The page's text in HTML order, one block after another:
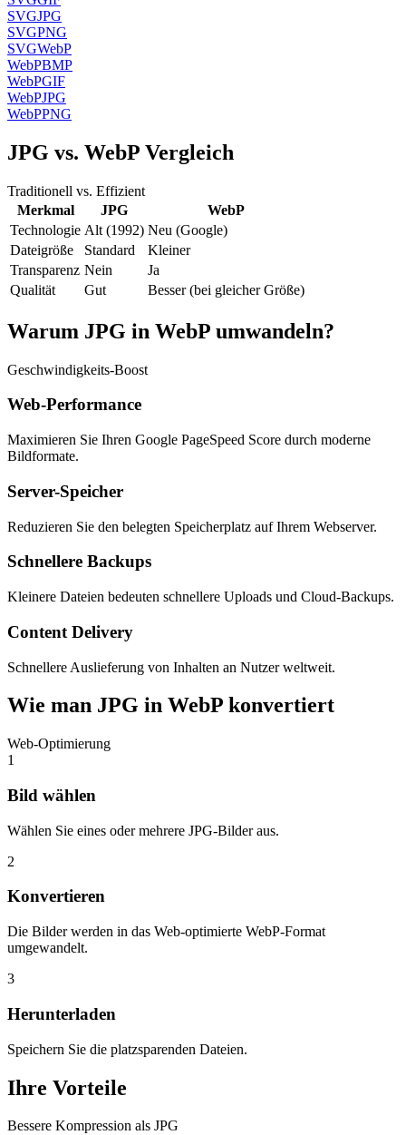
SVGJPG
SVGPNG
SVGWebP
WebPBMP
WebPGIF
WebPJPG
WebPPNG
JPG vs. WebP Vergleich
Traditionell vs. Effizient
Merkmal
JPG
WebP
Technologie Alt (1992) Neu (Google)
Dateigröße
Standard
Kleiner
Transparenz Nein
Ja
Qualität
Gut Besser (bei gleicher Größe)
Warum JPG in WebP umwandeln?
Geschwindigkeits-Boost
Web-Performance
Maximieren Sie Ihren Google PageSpeed Score durch moderne
Bildformate.
Server-Speicher
Reduzieren Sie den belegten Speicherplatz auf Ihrem Webserver.
Schnellere Backups
Kleinere Dateien bedeuten schnellere Uploads und Cloud-Backups.
Content Delivery
Schnellere Auslieferung von Inhalten an Nutzer weltweit.
Wie man JPG in WebP konvertiert
Web-Optimierung
1
Bild wählen
Wählen Sie eines oder mehrere JPG-Bilder aus.
2
Konvertieren
Die Bilder werden in das Web-optimierte WebP-Format
umgewandelt.
3
Herunterladen
Speichern Sie die platzsparenden Dateien.
Ihre Vorteile
Bessere Kompression als JPG